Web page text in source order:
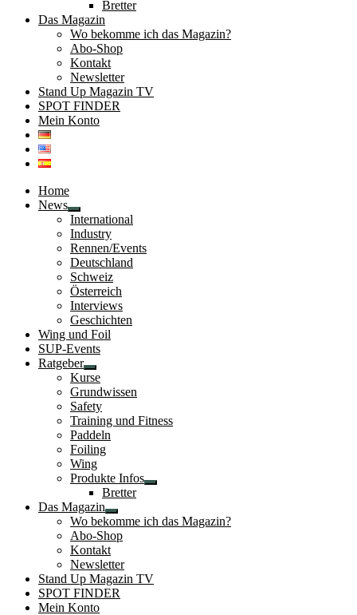
Bretter
Das Magazin
Wo bekomme ich das Magazin?
Abo-Shop
Kontakt
Newsletter
Stand Up Magazin TV
SPOT FINDER
Mein Konto
Home
News
Untermenü
öffnen
International
Industry
Rennen/Events
Deutschland
Schweiz
Österreich
Interviews
Geschichten
Wing und Foil
SUP-Events
Ratgeber
Untermenü
öffnen
Kurse
Grundwissen
Safety
Training und Fitness
Paddeln
Foiling
Wing
Produkte Infos
Untermenü
Bretter
Das Magazin
Untermenü
öffnen
Wo bekomme ich das Magazin?
Abo-Shop
Kontakt
Newsletter
Stand Up Magazin TV
SPOT FINDER
Mein Konto